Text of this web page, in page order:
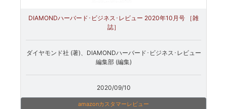
DIAMONDハーバード･ビジネス･レビュー 2020年10月号 ［雑
誌］
ダイヤモンド社 (著)、DIAMONDハーバード･ビジネス･レビュー
編集部 (編集)
2020/09/10
amazonカスタマーレビュー